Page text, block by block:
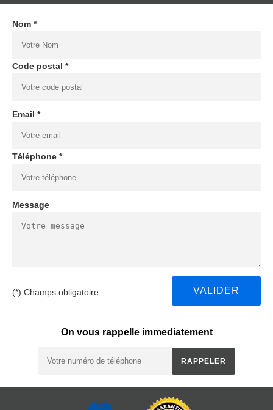
Nom *
Code postal *
Email *
Téléphone *
Message
(*) Champs obligatoire
On vous rappelle immediatement